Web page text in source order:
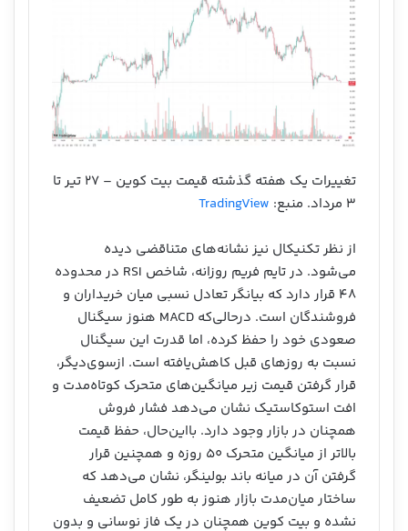
تغییرات یک هفته گذشته قیمت بیت کوین – ۲۷ تیر تا
۳ مرداد. منبع:
TradingView
از نظر تکنیکال نیز نشانه‌های متناقضی دیده
می‌شود. در تایم فریم روزانه، شاخص RSI در محدوده
۴۸ قرار دارد که بیانگر تعادل نسبی میان خریداران و
فروشندگان است. درحالی‌که MACD هنوز سیگنال
صعودی خود را حفظ کرده، اما قدرت این سیگنال
نسبت به روزهای قبل کاهش‌یافته است. ازسوی‌دیگر،
قرار گرفتن قیمت زیر میانگین‌های متحرک کوتاه‌مدت و
افت استوکاستیک نشان می‌دهد فشار فروش
همچنان در بازار وجود دارد. بااین‌حال، حفظ قیمت
بالاتر از میانگین متحرک ۵۰ روزه و همچنین قرار
گرفتن آن در میانه باند بولینگر، نشان می‌دهد که
ساختار میان‌مدت بازار هنوز به طور کامل تضعیف
نشده و بیت کوین همچنان در یک فاز نوسانی و بدون